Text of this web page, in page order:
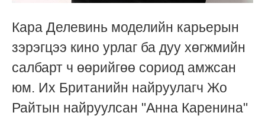
Кара Делевинь моделийн карьерын
зэрэгцээ кино урлаг ба дуу хөгжмийн
салбарт ч өөрийгөө сориод амжсан
юм. Их Британийн найруулагч Жо
Райтын найруулсан "Анна Каренина"